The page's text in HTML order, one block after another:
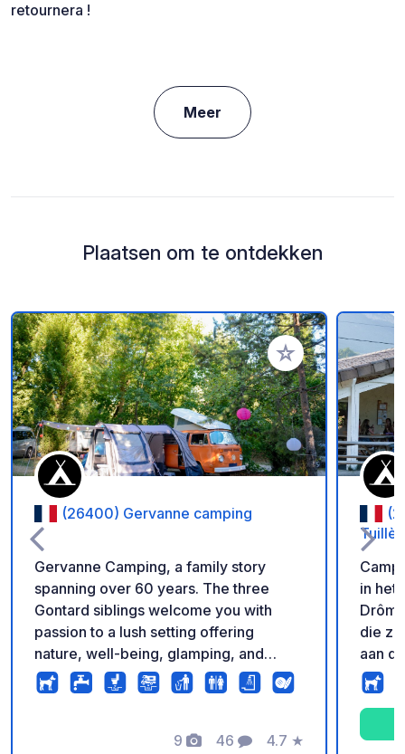
retournera !
Meer
Plaatsen om te ontdekken
Voeg toe aan je
(26400) Gervanne camping
Gervanne Camping, a family story
spanning over 60 years. The three
Gontard siblings welcome you with
passion to a lush setting offering
nature, well-being, glamping, and
unique experiences in the South of
France. Nestled in the heart of the
surrounded by diverse landscapes and
9
Foto's
46
Commentaren
4.7
Beoordeling
★
in het
die
aan